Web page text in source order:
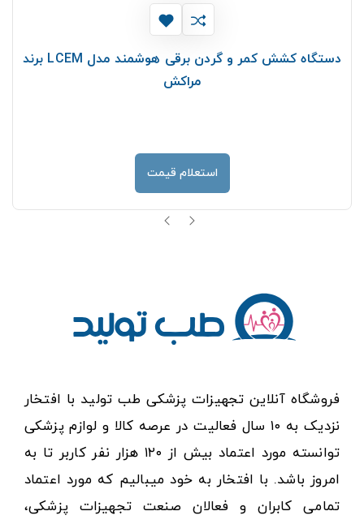
دستگاه کشش کمر و گردن برقی هوشمند مدل LCEM برند
مراکش
استعلام قیمت
فروشگاه آنلاین تجهیزات پزشکی طب تولید با افتخار
نزدیک به ۱۰ سال فعالیت در عرصه کالا و لوازم پزشکی
توانسته مورد اعتماد بیش از ۱۲۰ هزار نفر کاربر تا به
امروز باشد. با افتخار به خود میبالیم که مورد اعتماد
تمامی کابران و فعالان صنعت تجهیزات پزشکی،